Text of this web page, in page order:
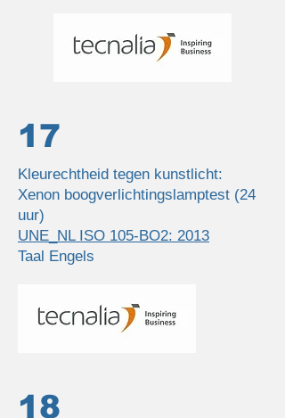
17
Kleurechtheid tegen kunstlicht:
Xenon boogverlichtingslamptest (24
uur)
UNE_NL ISO 105-BO2: 2013
Taal Engels
18